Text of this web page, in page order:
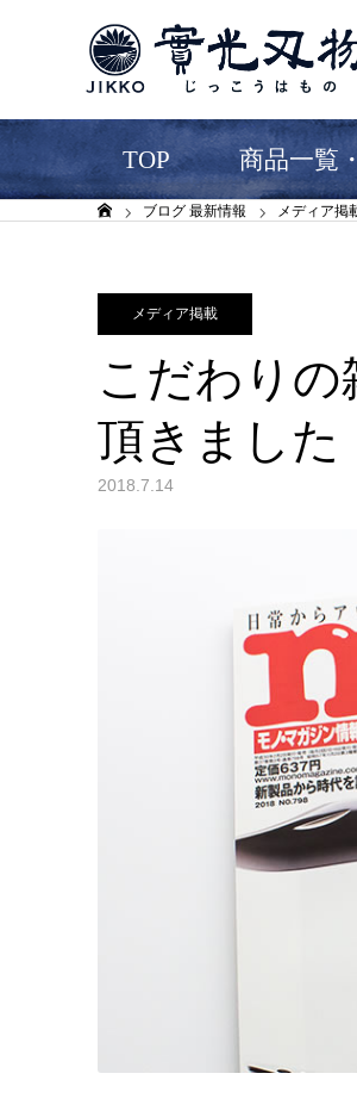
TOP 商品一覧
ホーム ブログ 最新情報 メディア掲
メディア掲載
こだわりの
頂きました
2018.7.14